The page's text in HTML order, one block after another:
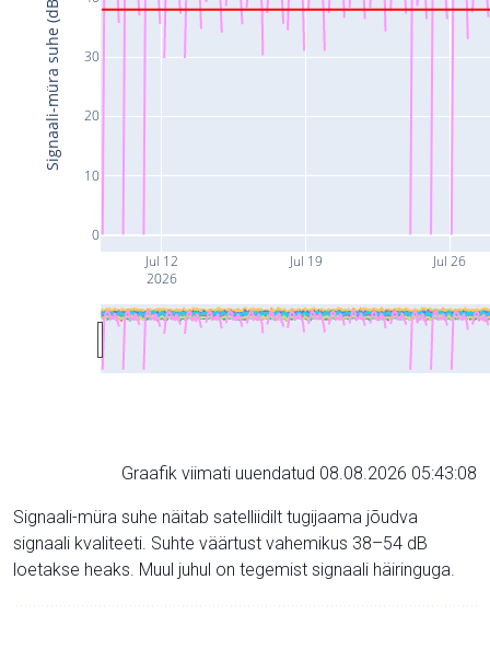
Jul 12
2026
Jul 19 Jul 26
0
10
20
30
Signaali-müra suhe (dB)
Graafik viimati uuendatud 08.08.2026 05:43:08
Signaali-müra suhe näitab satelliidilt tugijaama jõudva
signaali kvaliteeti. Suhte väärtust vahemikus 38–54 dB
loetakse heaks. Muul juhul on tegemist signaali häiringuga.